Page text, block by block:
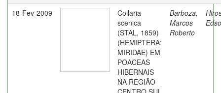
18-Fev-2009
Collaria
scenica
(STAL, 1859)
(HEMIPTERA:
MIRIDAE) EM
POACEAS
HIBERNAIS
NA REGIÃO
Barboza,
Marcos
Roberto